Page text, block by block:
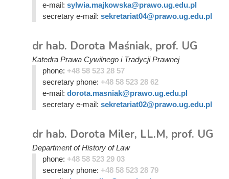
e-mail: sylwia.majkowska@prawo.ug.edu.pl
secretary e-mail: sekretariat04@prawo.ug.edu.pl
dr hab. Dorota Maśniak, prof. UG
Katedra Prawa Cywilnego i Tradycji Prawnej
phone: +48 58 523 28 57
secretary phone: +48 58 523 28 62
e-mail: dorota.masniak@prawo.ug.edu.pl
secretary e-mail: sekretariat02@prawo.ug.edu.pl
dr hab. Dorota Miler, LL.M, prof. UG
Department of History of Law
phone: +48 58 523 29 03
secretary phone: +48 58 523 28 79